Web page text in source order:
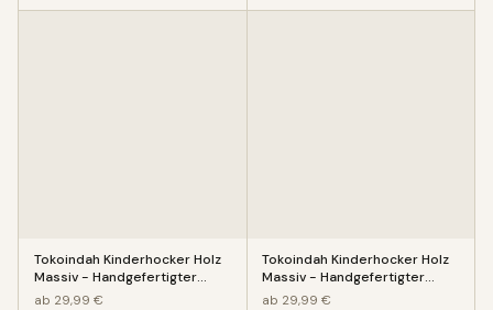
Tokoindah Kinderhocker Holz
Massiv - Handgefertigter
Kinderstuhl mit eingeschitz
ab 29,99 €
Tokoindah Kinderhocker Holz
Massiv - Handgefertigter
Kinderstuhl mit eingeschitz
ab 29,99 €